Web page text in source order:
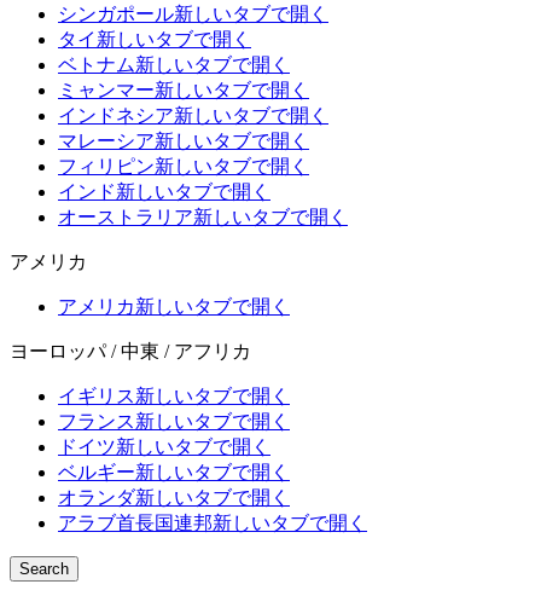
シンガポール新しいタブで開く
タイ 新しいタブで開く
ベトナム新しいタブで開く
ミャンマー新しいタブで開く
インドネシア新しいタブで開く
マレーシア新しいタブで開く
フィリピン新しいタブで開く
インド新しいタブで開く
オーストラリア新しいタブで開く
アメリカ
アメリカ新しいタブで開く
ヨーロッパ / 中東 / アフリカ
イギリス新しいタブで開く
フランス新しいタブで開く
ドイツ新しいタブで開く
ベルギー新しいタブで開く
オランダ新しいタブで開く
アラブ首長国連邦新しいタブで開く
Search